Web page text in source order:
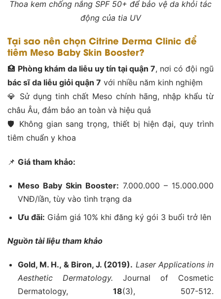
Thoa kem chống nắng SPF 50+ để bảo vệ da khỏi tác
động của tia UV
Tại sao nên chọn Citrine Derma Clinic để
tiêm Meso Baby Skin Booster?
🏥 Phòng khám da liễu uy tín tại quận 7, nơi có đội ngũ
bác sĩ da liễu giỏi quận 7 với nhiều năm kinh nghiệm
💎 Sử dụng tinh chất Meso chính hãng, nhập khẩu từ
châu Âu, đảm bảo an toàn và hiệu quả
🛡️ Không gian sang trọng, thiết bị hiện đại, quy trình
tiêm chuẩn y khoa
📌 Giá tham khảo:
Meso Baby Skin Booster: 7.000.000 – 15.000.000
VNĐ/lần, tùy vào tình trạng da
Ưu đãi: Giảm giá 10% khi đăng ký gói 3 buổi trở lên
Nguồn tài liệu tham khảo
Gold, M. H., & Biron, J. (2019). Laser Applications in
Aesthetic Dermatology. Journal of Cosmetic
Dermatology,18(3), 507-512.